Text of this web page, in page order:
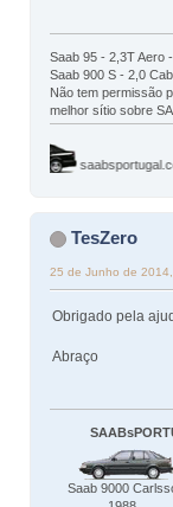
Saab 95 - 2,3T Aero
Saab 900 S - 2,0
Não tem permissão
melhor sítio sobre
saabsportugal.com
TesZero
25 de Junho de
Obrigado pela
Abraço
Saab 9000